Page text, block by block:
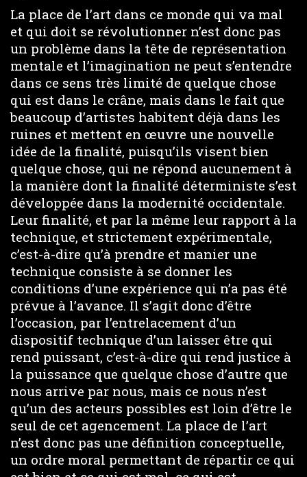
La place de l’art dans ce monde qui va mal
et qui doit se révolutionner n’est donc pas
un problème dans la tête de représentation
mentale et l’imagination ne peut s’entendre
dans ce sens très limité de quelque chose
qui est dans le crâne, mais dans le fait que
beaucoup d’artistes habitent déjà dans les
ruines et mettent en œuvre une nouvelle
idée de la finalité, puisqu’ils visent bien
quelque chose, qui ne répond aucunement à
la manière dont la finalité déterministe s’est
développée dans la modernité occidentale.
Leur finalité, et par la même leur rapport à la
technique, et strictement expérimentale,
c’est-à-dire qu’à prendre et manier une
technique consiste à se donner les
conditions d’une expérience qui n’a pas été
prévue à l’avance. Il s’agit donc d’être
l’occasion, par l’entrelacement d’un
dispositif technique d’un laisser être qui
rend puissant, c’est-à-dire qui rend justice à
la puissance que quelque chose d’autre que
nous arrive par nous, mais ce nous n’est
qu’un des acteurs possibles est loin d’être le
seul de cet agencement. La place de l’art
n’est donc pas une définition conceptuelle,
un ordre moral permettant de répartir ce qui